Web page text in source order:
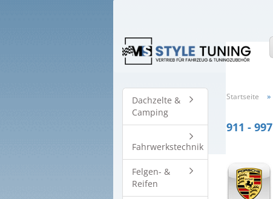
Startseite »
911 - 997
Dachzelte &
Camping
Fahrwerkstechnik
Felgen- &
Reifen